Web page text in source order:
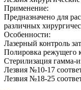
Применение:
Предназначено для
различных
Особенности:
Лазерный контроль
Полировка режущего
Стерилизация гамма-
Лезвия №10-17
Лезвия №18-25